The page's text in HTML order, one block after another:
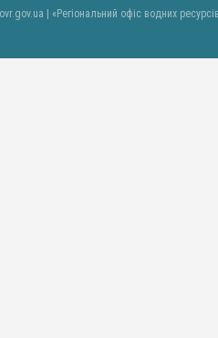
| «Регіональний офіс водних